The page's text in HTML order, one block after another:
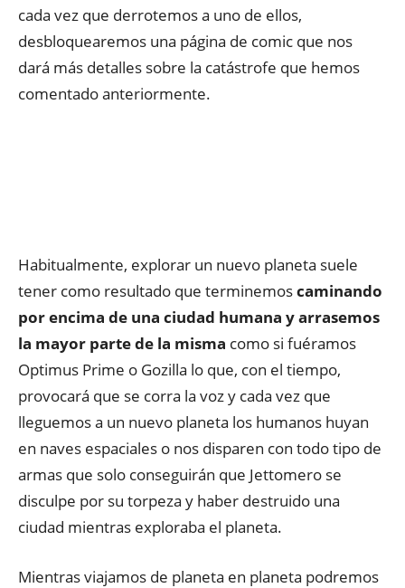
cada vez que derrotemos a uno de ellos,
desbloquearemos una página de comic que nos
dará más detalles sobre la catástrofe que hemos
comentado anteriormente.
Habitualmente, explorar un nuevo planeta suele
tener como resultado que terminemoscaminando
por encima de una ciudad humana y arrasemos
la mayor parte de la misma como si fuéramos
Optimus Prime o Gozilla lo que, con el tiempo,
provocará que se corra la voz y cada vez que
lleguemos a un nuevo planeta los humanos huyan
en naves espaciales o nos disparen con todo tipo de
armas que solo conseguirán que Jettomero se
disculpe por su torpeza y haber destruido una
ciudad mientras exploraba el planeta.
Mientras viajamos de planeta en planeta podremos